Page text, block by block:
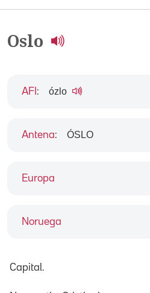
Oslo
Europa
Noruega
AFI : ózlo
Antena: ÓSLO
Capital.